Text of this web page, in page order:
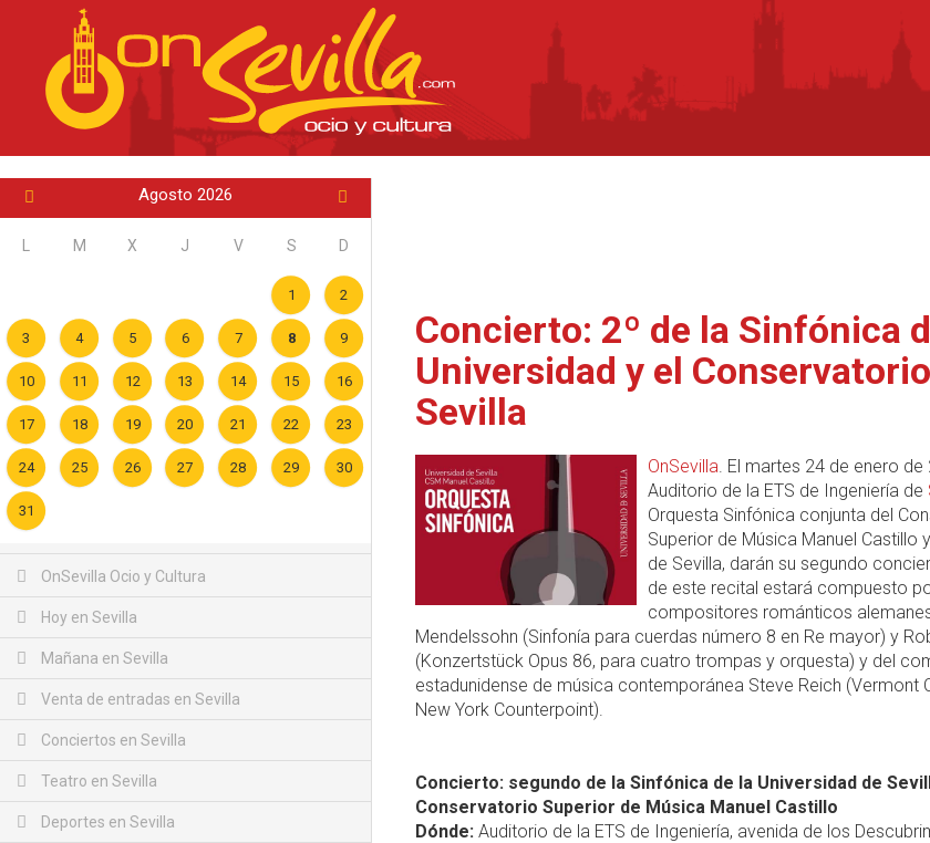
Agosto 2026
M X J V S D
1 2
3 4 5 6 7 8 9
10 11 12 13 14 15 16
17 18 19 20 21 22 23
24 25 26 27 28 29 30
31
OnSevilla Ocio y Cultura
Hoy en Sevilla
Mañana en Sevilla
Venta de entradas en Sevilla
Conciertos en Sevilla
Teatro en Sevilla
Deportes en Sevilla
Concierto: 2º de la Sinfónica
Universidad y el
Sevilla
OnSevilla. El martes 24 de enero de
Auditorio de la ETS de Ingeniería de
Orquesta Sinfónica conjunta del
Superior de Música Manuel Castillo
de Sevilla, darán su segundo
de este recital estará compuesto
compositores románticos
Mendelssohn (Sinfonía para cuerdas número 8 en Re mayor) y
(Konzertstück Opus 86, para cuatro trompas y orquesta) y del
estadunidense de música contemporánea Steve Reich (Vermont
New York Counterpoint).
Concierto: segundo de la Sinfónica de la Universidad de
Conservatorio Superior de Música Manuel Castillo
Dónde: Auditorio de la ETS de Ingeniería, avenida de los